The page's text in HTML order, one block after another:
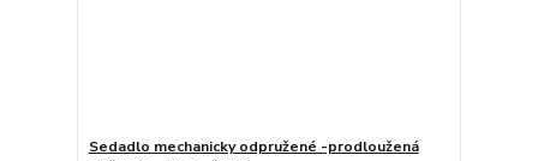
Sedadlo mechanicky odpružené -prodloužená